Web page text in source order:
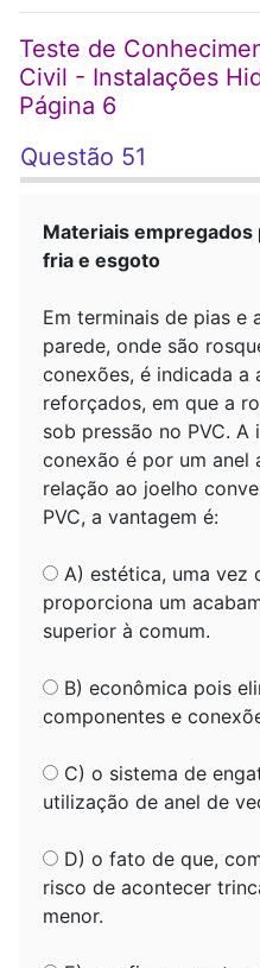
Teste de
Civil - Instalações
Página 6
Questão 51
Materiais empregados
fria e esgoto
Em terminais de pias e
parede, onde são
conexões, é indicada a
reforçados, em que a
sob pressão no PVC.
conexão é por um anel
relação ao joelho
PVC, a vantagem é:
A) estética, uma vez
proporciona um
superior à comum.
B) econômica pois
componentes e
C) o sistema de
utilização de anel de
D) o fato de que,
risco de acontecer
menor.